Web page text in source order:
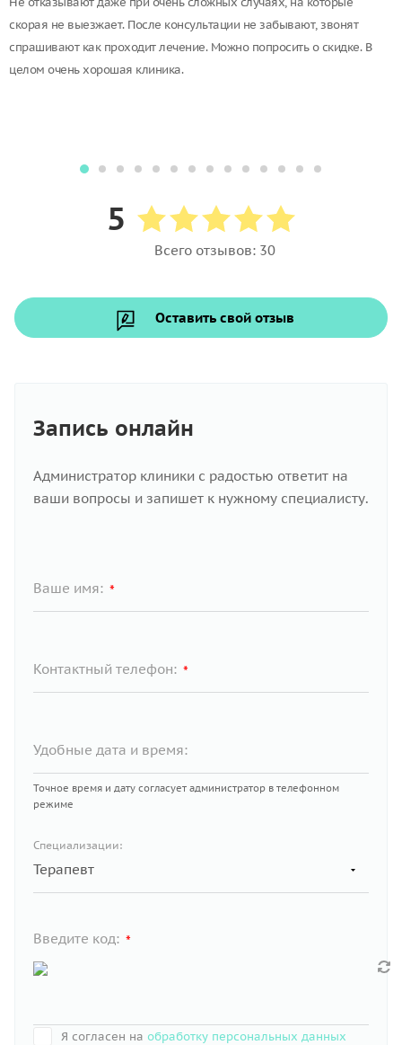
скорая не выезжает. После консультации не забывают, звонят
спрашивают как проходит лечение. Можно попросить о скидке. В
целом очень хорошая клиника.
5
Всего отзывов: 30
Оставить свой отзыв
Запись онлайн
Администратор клиники с радостью ответит на
ваши вопросы и запишет к нужному специалисту.
Ваше имя: *
Контактный телефон: *
Удобные дата и время:
Точное время и дату согласует администратор в телефонном
режиме
Специализации:
Введите код: *
Я согласен на обработку персональных данных